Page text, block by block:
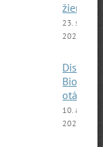
žien
23.
2025
otázky
10. apríla
2025